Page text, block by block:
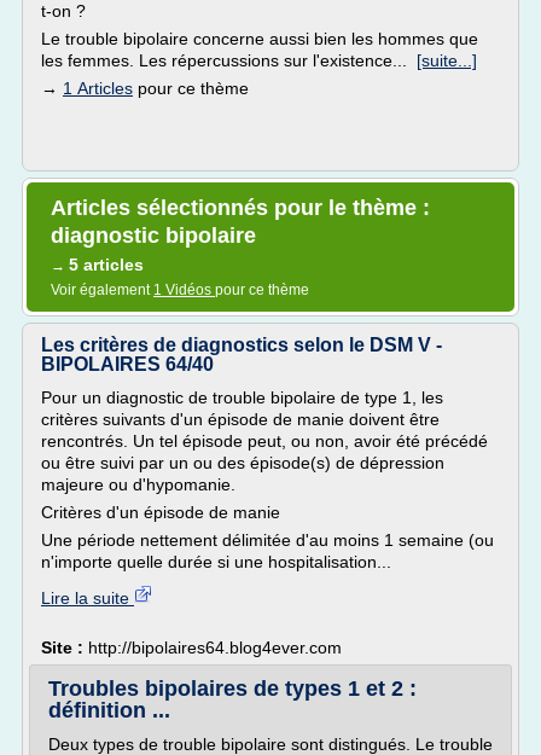
t-on ?
Le trouble bipolaire concerne aussi bien les hommes que
les femmes. Les répercussions sur l'existence... [suite...]
→ 1 Articles pour ce thème
Articles sélectionnés pour le thème :
diagnostic bipolaire
→ 5 articles
Voir également 1 Vidéos pour ce thème
Les critères de diagnostics selon le DSM V -
BIPOLAIRES 64/40
Pour un diagnostic de trouble bipolaire de type 1, les
critères suivants d'un épisode de manie doivent être
rencontrés. Un tel épisode peut, ou non, avoir été précédé
ou être suivi par un ou des épisode(s) de dépression
majeure ou d'hypomanie.
Critères d'un épisode de manie
Une période nettement délimitée d'au moins 1 semaine (ou
n'importe quelle durée si une hospitalisation...
Lire la suite
Site : http://bipolaires64.blog4ever.com
Troubles bipolaires de types 1 et 2 :
définition ...
Deux types de trouble bipolaire sont distingués. Le trouble